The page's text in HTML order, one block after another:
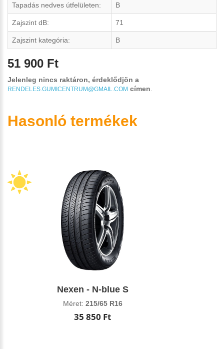
Tapadás nedves útfelületen: B
Zajszint dB: 71
Zajszint kategória: B
51 900 Ft
Jelenleg nincs raktáron, érdeklődjön a
RENDELES.GUMICENTRUM@GMAIL.COM címen
Hasonló termékek
Nexen - N-blue S
Méret: 215/65 R16
35 850 Ft